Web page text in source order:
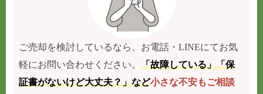
ご売却を検討しているなら、お電話・LINEにてお気
軽にお問い合わせください。「故障している」「保
証書がないけど大丈夫？」など小さな不安もご相談